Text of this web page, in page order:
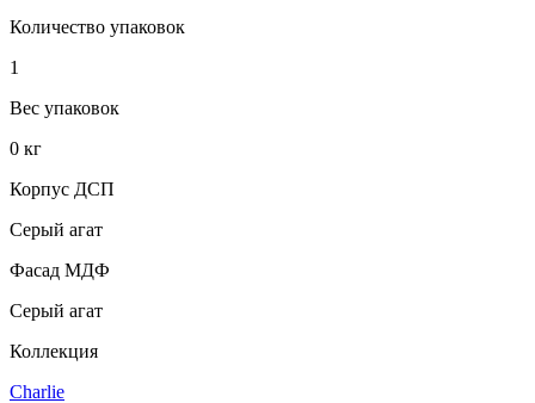
Количество упаковок
1
Вес упаковок
0 кг
Корпус ДСП
Серый агат
Фасад МДФ
Серый агат
Коллекция
Charlie